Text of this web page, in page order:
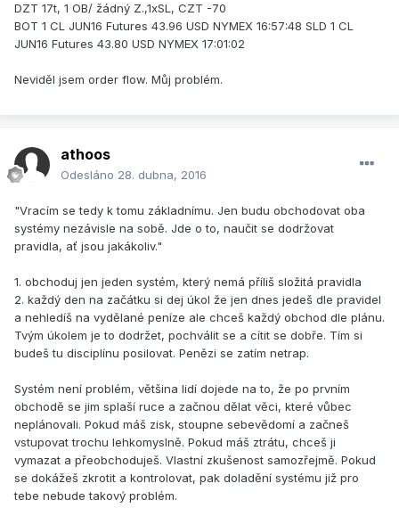
DZT 17t, 1 OB/ žádný Z.,1xSL, CZT -70
BOT 1 CL JUN16 Futures 43.96 USD NYMEX 16:57:48 SLD 1 CL
JUN16 Futures 43.80 USD NYMEX 17:01:02
Neviděl jsem order flow. Můj problém.
athoos
Odesláno 28. dubna, 2016
"Vracím se tedy k tomu základnímu. Jen budu obchodovat oba
systémy nezávisle na sobě. Jde o to, naučit se dodržovat
pravidla, ať jsou jakákoliv."
1. obchoduj jen jeden systém, který nemá příliš složitá pravidla
2. každý den na začátku si dej úkol že jen dnes jedeš dle pravidel
a nehledíš na vydělané peníze ale chceš každý obchod dle plánu.
Tvým úkolem je to dodržet, pochválit se a cítit se dobře. Tím si
budeš tu disciplínu posilovat. Penězi se zatím netrap.
Systém není problém, většina lidí dojede na to, že po prvním
obchodě se jim splaší ruce a začnou dělat věci, které vůbec
neplánovali. Pokud máš zisk, stoupne sebevědomí a začneš
vstupovat trochu lehkomyslně. Pokud máš ztrátu, chceš ji
vymazat a přeobchoduješ. Vlastní zkušenost samozřejmě. Pokud
se dokážeš zkrotit a kontrolovat, pak doladění systému již pro
tebe nebude takový problém.